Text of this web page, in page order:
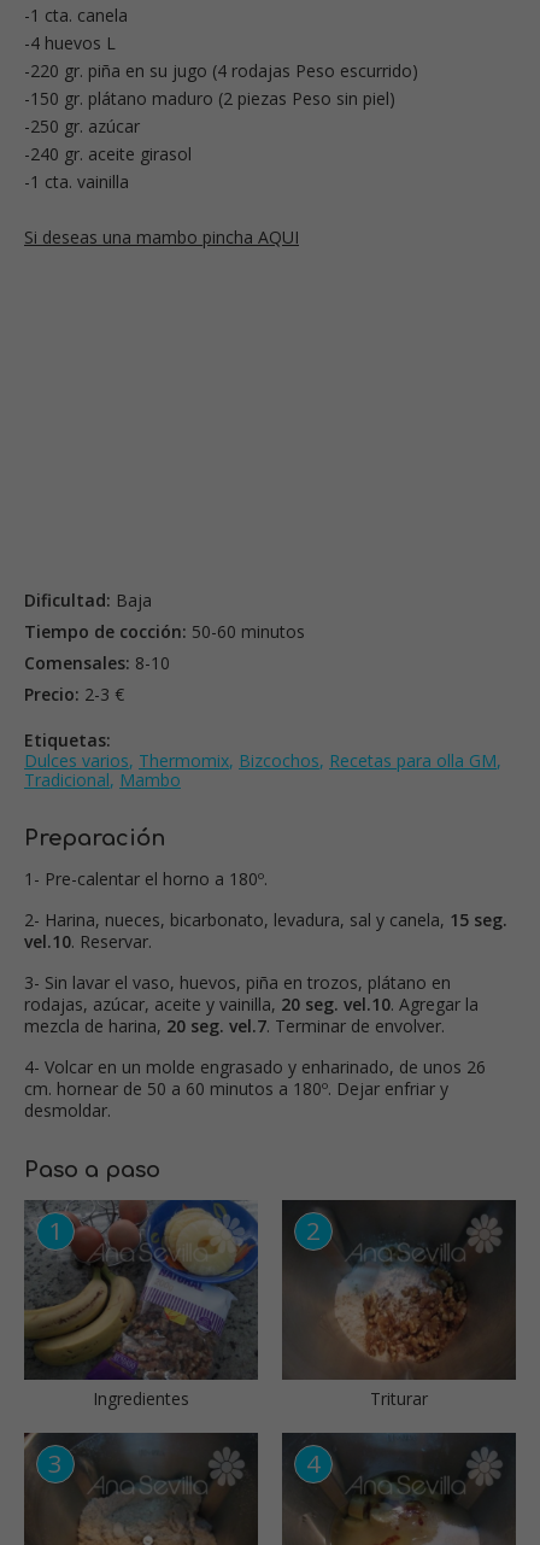
-1 cta. canela
-4 huevos L
-220 gr. piña en su jugo (4 rodajas Peso escurrido)
-150 gr. plátano maduro (2 piezas Peso sin piel)
-250 gr. azúcar
-240 gr. aceite girasol
-1 cta. vainilla
Si deseas una mambo pincha AQUI
Dificultad: Baja
Tiempo de cocción: 50-60 minutos
Comensales: 8-10
Precio: 2-3 €
Etiquetas:
Dulces varios, Thermomix, Bizcochos, Recetas para olla GM,
Tradicional, Mambo
Preparación
1- Pre-calentar el horno a 180º.
2- Harina, nueces, bicarbonato, levadura, sal y canela, 15 seg.
vel.10. Reservar.
3- Sin lavar el vaso, huevos, piña en trozos, plátano en
rodajas, azúcar, aceite y vainilla, 20 seg. vel.10. Agregar la
mezcla de harina, 20 seg. vel.7. Terminar de envolver.
4- Volcar en un molde engrasado y enharinado, de unos 26
cm. hornear de 50 a 60 minutos a 180º. Dejar enfriar y
desmoldar.
Paso a paso
Ingredientes Triturar